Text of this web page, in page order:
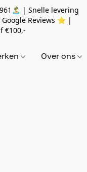
| Snelle levering
Google Reviews ⭐️ |
€100,-
Over ons